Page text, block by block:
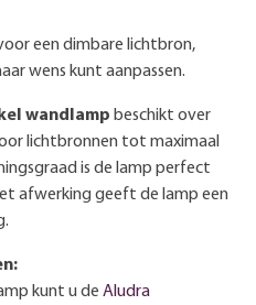
een dimbare lichtbron,
wens kunt aanpassen.
wandlamp beschikt over
lichtbronnen tot maximaal
is de lamp perfect
afwerking geeft de lamp een
kunt u de Aludra